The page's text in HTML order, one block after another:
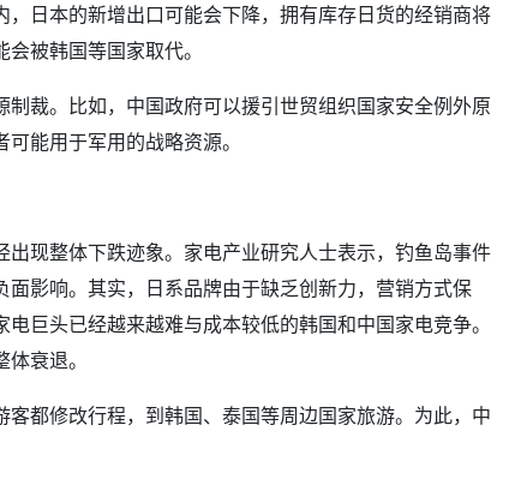
日本的新增出口可能会下降，拥有库存日货的经销商将
被韩国等国家取代。
裁。比如，中国政府可以援引世贸组织国家安全例外原
能用于军用的战略资源。
现整体下跌迹象。家电产业研究人士表示，钓鱼岛事件
影响。其实，日系品牌由于缺乏创新力，营销方式保
巨头已经越来越难与成本较低的韩国和中国家电竞争。
衰退。
都修改行程，到韩国、泰国等周边国家旅游。为此，中